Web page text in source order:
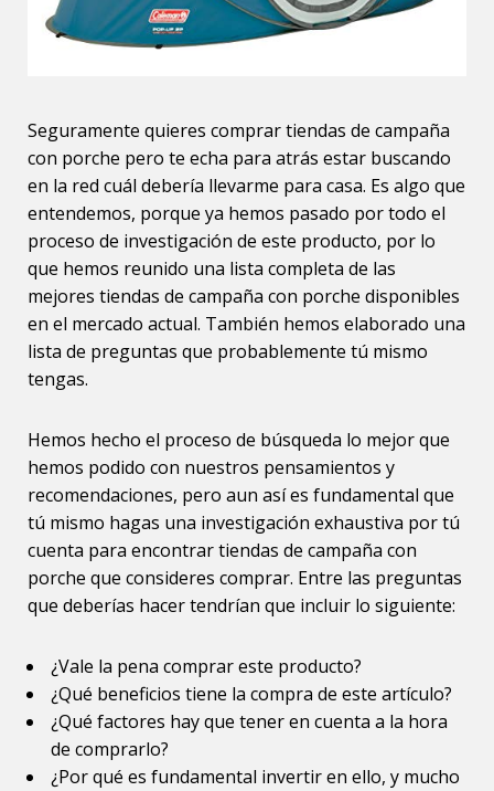
Seguramente quieres comprar tiendas de campaña
con porche pero te echa para atrás estar buscando
en la red cuál debería llevarme para casa. Es algo que
entendemos, porque ya hemos pasado por todo el
proceso de investigación de este producto, por lo
que hemos reunido una lista completa de las
mejores tiendas de campaña con porche disponibles
en el mercado actual. También hemos elaborado una
lista de preguntas que probablemente tú mismo
tengas.
Hemos hecho el proceso de búsqueda lo mejor que
hemos podido con nuestros pensamientos y
recomendaciones, pero aun así es fundamental que
tú mismo hagas una investigación exhaustiva por tú
cuenta para encontrar tiendas de campaña con
porche que consideres comprar. Entre las preguntas
que deberías hacer tendrían que incluir lo siguiente:
¿Vale la pena comprar este producto?
¿Qué beneficios tiene la compra de este artículo?
¿Qué factores hay que tener en cuenta a la hora
de comprarlo?
¿Por qué es fundamental invertir en ello, y mucho